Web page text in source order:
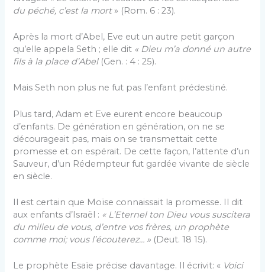
du péché, c’est la mort» (Rom. 6 : 23).
Après la mort d’Abel, Eve eut un autre petit garçon
qu’elle appela Seth ; elle dit « Dieu m’a donné un autre
fils à la place d’Abel(Gen. : 4 : 25).
Mais Seth non plus ne fut pas l’enfant prédestiné.
Plus tard, Adam et Eve eurent encore beaucoup
d’enfants. De génération en génération, on ne se
décourageait pas, mais on se transmettait cette
promesse et on espérait. De cette façon, l’attente d’un
Sauveur, d’un Rédempteur fut gardée vivante de siècle
en siècle.
Il est certain que Moïse connaissait la promesse. Il dit
aux enfants d’Israël : « L’Eternel ton Dieu vous suscitera
du milieu de vous, d’entre vos frères, un prophète
comme moi; vous l’écouterez… » (Deut. 18 15).
Le prophète Esaïe précise davantage. Il écrivit: « Voici